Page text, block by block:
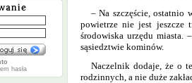
hasła
– Na szczęście, ostatnio
powietrze nie jest jeszcze
środowiska urzędu miasta.
sąsiedztwie kominów.
Naczelnik dodaje, że o
rodzinnych, a nie duże